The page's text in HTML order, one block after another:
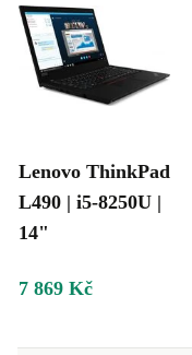
Lenovo ThinkPad
L490 | i5-8250U |
14"
7 869 Kč